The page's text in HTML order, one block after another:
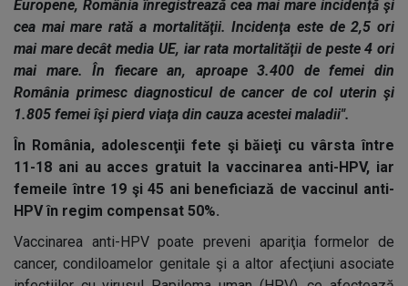
Europene, România înregistrează cea mai mare incidenţă şi
cea mai mare rată a mortalităţii. Incidenţa este de 2,5 ori
mai mare decât media UE, iar rata mortalităţii de peste 4 ori
mai mare. În fiecare an, aproape 3.400 de femei din
România primesc diagnosticul de cancer de col uterin şi
1.805 femei îşi pierd viaţa din cauza acestei maladii".
În România, adolescenţii fete şi băieţi cu vârsta între
11-18 ani au acces gratuit la vaccinarea anti-HPV, iar
femeile între 19 şi 45 ani beneficiază de vaccinul anti-
HPV în regim compensat 50%.
Vaccinarea anti-HPV poate preveni apariţia formelor de
cancer, condiloamelor genitale şi a altor afecţiuni asociate